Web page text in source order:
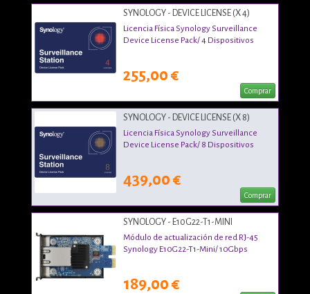
SYNOLOGY - DEVICE LICENSE (X 4)
Licencia Física Synology Surveillance
Device License Pack/ 4 Dispositivos
255,00 €
Comprar
SYNOLOGY - DEVICE LICENSE (X 8)
Licencia Física Synology Surveillance
Device License Pack/ 8 Dispositivos
439,00 €
Comprar
SYNOLOGY - E10G22-T1-MINI
Módulo de actualización de red RJ-45
Synology E10G22-T1-Mini/ 10Gbps
189,00 €